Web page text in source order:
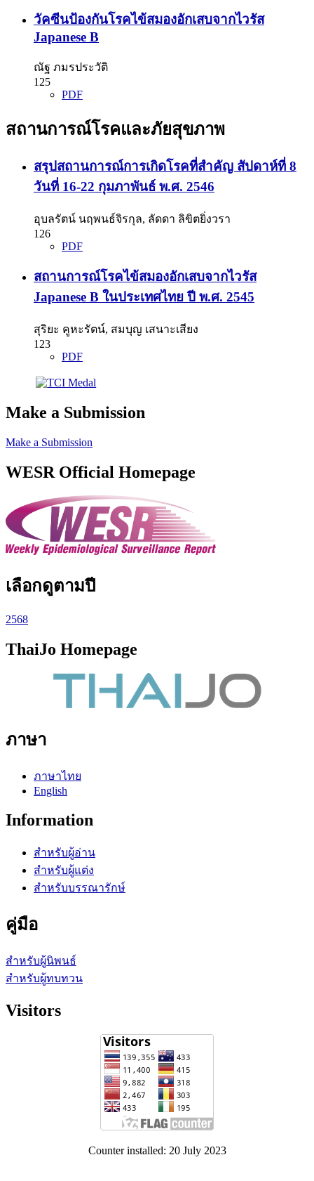
วัคซีนป้องกันโรคไข้สมองอักเสบจากไวรัส
Japanese B
ณัฐ ภมรประวัติ
125
PDF
สถานการณ์โรคและภัยสุขภาพ
สรุปสถานการณ์การเกิดโรคที่สำคัญ สัปดาห์ที่ 8
วันที่ 16-22 กุมภาพันธ์ พ.ศ. 2546
อุบลรัตน์ นฤพนธ์จิรกุล, ลัดดา ลิขิตยิ่งวรา
126
PDF
สถานการณ์โรคไข้สมองอักเสบจากไวรัส
Japanese B ในประเทศไทย ปี พ.ศ. 2545
สุริยะ คูหะรัตน์, สมบุญ เสนาะเสียง
123
PDF
Make a Submission
Make a Submission
WESR Official Homepage
เลือกดูตามปี
2568
ThaiJo Homepage
ภาษา
ภาษาไทย
English
Information
สำหรับผู้อ่าน
สำหรับผู้แต่ง
สำหรับบรรณารักษ์
คู่มือ
สำหรับผู้นิพนธ์
สำหรับผู้ทบทวน
Visitors
Counter installed: 20 July 2023